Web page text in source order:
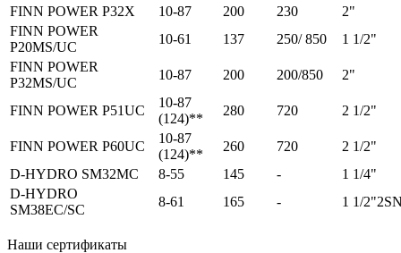
FINN POWER P32X
10-87 200 230
2"
FINN POWER
P20MS/UC
10-61 137 250/ 850
1 1/2"
FINN POWER
P32MS/UC
10-87 200 200/850 2"
FINN POWER P51UC
10-87
(124)**
280 720 2 1/2"
FINN POWER P60UC
10-87
(124)**
260 720
2 1/2"
D-HYDRO SM32MC
8-55 145 -
1 1/4"
D-HYDRO
SM38EC/SC
8-61 165 - 1 1/
Наши сертификаты